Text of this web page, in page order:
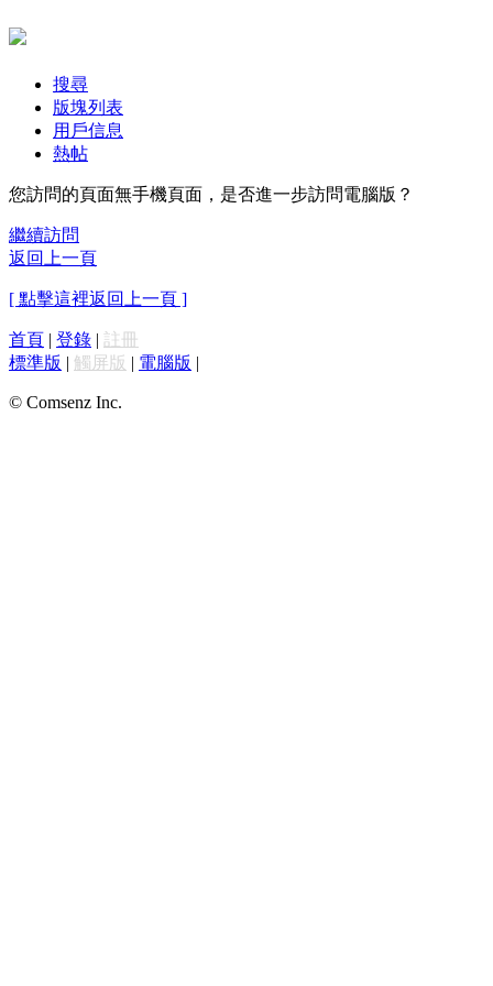
搜尋
版塊列表
用戶信息
熱帖
您訪問的頁面無手機頁面，是否進一步訪問電腦版？
繼續訪問
返回上一頁
[ 點擊這裡返回上一頁 ]
首頁 | 登錄 | 註冊
標準版 | 觸屏版 | 電腦版 |
© Comsenz Inc.